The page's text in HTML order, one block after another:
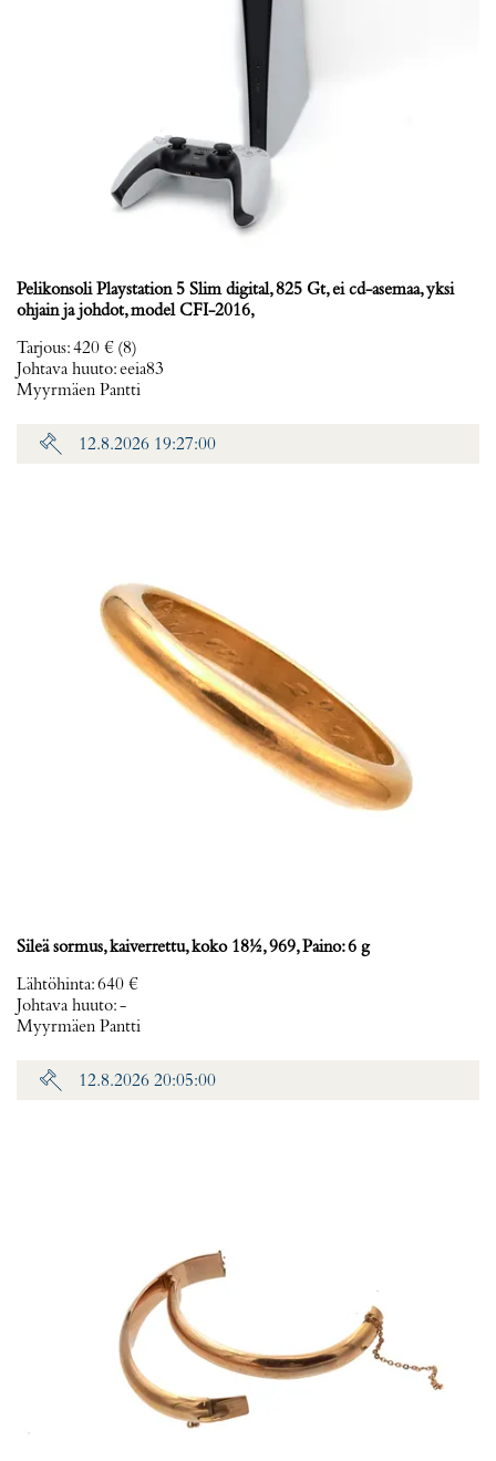
Pelikonsoli Playstation 5 Slim digital, 825 Gt, ei cd-asemaa, yksi
ohjain ja johdot, model CFI-2016,
Tarjous:420 € (8)
Johtava huuto:eeia83
Myyrmäen Pantti
12.8.2026 19:27:00
Sileä sormus, kaiverrettu, koko 18½, 969, Paino: 6 g
Lähtöhinta:640 €
Johtava huuto:-
Myyrmäen Pantti
12.8.2026 20:05:00